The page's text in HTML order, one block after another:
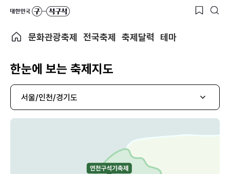
문화관광축제 전국축제 축제달력 테마
한눈에 보는 축제지도
서울/인천/경기도